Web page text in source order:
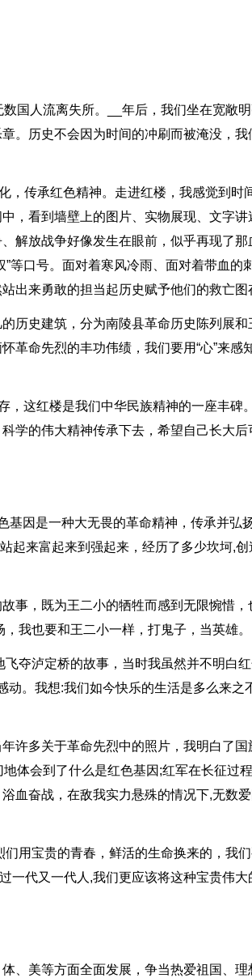
国人流离失所。__年后，我们坐在宽敞
。历史不会因为时间的冲刷而被淹没，我
，传承红色精神。走进红楼，我感觉到时
，看到墙壁上的图片、实物展现、文字
解放战争好像发生在眼前，似乎再现了
等口号。面对着寒风冷雨、面对着带血的
出来勇敢的担当起历史赋予他们的救亡图
历史建筑，分为南陵县革命历史陈列展
革命先烈的丰功伟绩，我们要用“心”来感
，这红楼是我们中华民族精神的一座丰碑
学的伟大精神传承下去，希望自己长大后
基因是一种大无畏的革命精神，传承并弘
起来富起来到强起来，经历了多少坎坷,
事，既为王二小的牺牲而感到无限惋惜
我也要和王二小一样，打鬼子，当英雄。
夺泸定桥的故事，当时我虽然并不明白
。我想:我们如今快乐的生活是多么来之
许多关于革命先烈中的照片，我明白了国
体会到了什么是红色基因;红军在长征过
血奋战，在敌我实力悬殊的情况下,无数
用宝贵的青春，鲜活的生命换来的，我
一代又一代人,我们更应该将这种宝贵伟大
、美等方面全面发展，争当热爱祖国、理